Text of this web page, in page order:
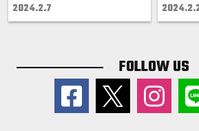
2024.2.7
FOLLOW US